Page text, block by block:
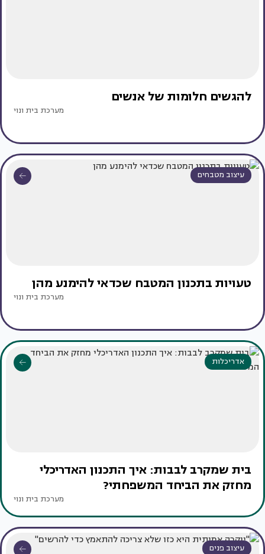
להגשים חלומות של אנשים
מערכת בית ונוי
עיצוב מטבחים
טעויות בתכנון המטבח שכדאי להימנע מהן
מערכת בית ונוי
אדריכלות
בית שמקרב לבבות: איך התכנון האדריכלי
מחזק את הביחד המשפחתי?
מערכת בית ונוי
עיצוב פנים